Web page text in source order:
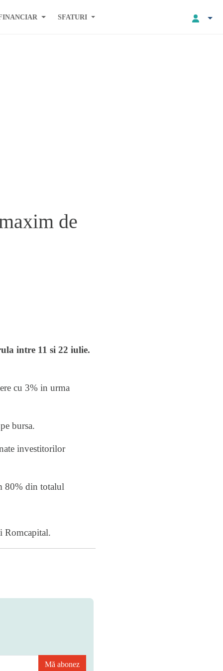
SFATURI
de
intre 11 si 22 iulie.
cu 3% in urma
bursa.
investitorilor
80% din totalul
Romcapital.
Mă abonez